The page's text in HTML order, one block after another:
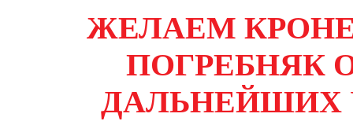
ЖЕЛАЕМ
ПОГРЕБНЯК
ДАЛЬНЕЙШИХ